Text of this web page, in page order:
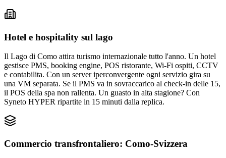
Hotel e hospitality sul lago
Il Lago di Como attira turismo internazionale tutto l'anno. Un hotel
gestisce PMS, booking engine, POS ristorante, Wi-Fi ospiti, CCTV
e contabilita. Con un server iperconvergente ogni servizio gira su
una VM separata. Se il PMS va in sovraccarico al check-in delle 15,
il POS della spa non rallenta. Un guasto in alta stagione? Con
Syneto HYPER ripartite in 15 minuti dalla replica.
Commercio transfrontaliero: Como-Svizzera